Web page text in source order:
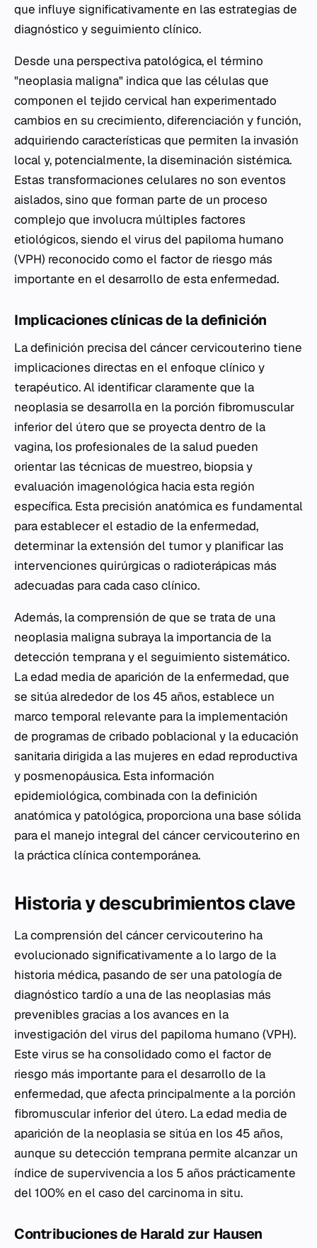
que influye significativamente en las estrategias de
diagnóstico y seguimiento clínico.
Desde una perspectiva patológica, el término
"neoplasia maligna" indica que las células que
componen el tejido cervical han experimentado
cambios en su crecimiento, diferenciación y función,
adquiriendo características que permiten la invasión
local y, potencialmente, la diseminación sistémica.
Estas transformaciones celulares no son eventos
aislados, sino que forman parte de un proceso
complejo que involucra múltiples factores
etiológicos, siendo el virus del papiloma humano
(VPH) reconocido como el factor de riesgo más
importante en el desarrollo de esta enfermedad.
Implicaciones clínicas de la definición
La definición precisa del cáncer cervicouterino tiene
implicaciones directas en el enfoque clínico y
terapéutico. Al identificar claramente que la
neoplasia se desarrolla en la porción fibromuscular
inferior del útero que se proyecta dentro de la
vagina, los profesionales de la salud pueden
orientar las técnicas de muestreo, biopsia y
evaluación imagenológica hacia esta región
específica. Esta precisión anatómica es fundamental
para establecer el estadio de la enfermedad,
determinar la extensión del tumor y planificar las
intervenciones quirúrgicas o radioterápicas más
adecuadas para cada caso clínico.
Además, la comprensión de que se trata de una
neoplasia maligna subraya la importancia de la
detección temprana y el seguimiento sistemático.
La edad media de aparición de la enfermedad, que
se sitúa alrededor de los 45 años, establece un
marco temporal relevante para la implementación
de programas de cribado poblacional y la educación
sanitaria dirigida a las mujeres en edad reproductiva
y posmenopáusica. Esta información
epidemiológica, combinada con la definición
anatómica y patológica, proporciona una base sólida
para el manejo integral del cáncer cervicouterino en
la práctica clínica contemporánea.
Historia y descubrimientos clave
La comprensión del cáncer cervicouterino ha
evolucionado significativamente a lo largo de la
historia médica, pasando de ser una patología de
diagnóstico tardío a una de las neoplasias más
prevenibles gracias a los avances en la
investigación del virus del papiloma humano (VPH).
Este virus se ha consolidado como el factor de
riesgo más importante para el desarrollo de la
enfermedad, que afecta principalmente a la porción
fibromuscular inferior del útero. La edad media de
aparición de la neoplasia se sitúa en los 45 años,
aunque su detección temprana permite alcanzar un
índice de supervivencia a los 5 años prácticamente
del 100% en el caso del carcinoma in situ.
Contribuciones de Harald zur Hausen